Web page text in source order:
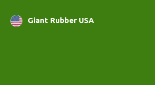
Giant Rubber USA